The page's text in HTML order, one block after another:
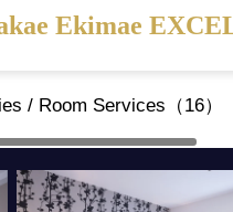
Ekimae
/ Room Services（16）